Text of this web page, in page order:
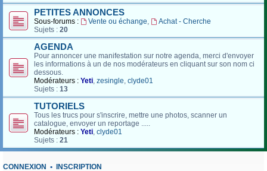
PETITES ANNONCES
Sous-forums : Vente ou échange,
Achat - Cherche
Sujets : 20
AGENDA
Pour annoncer une manifestation sur notre agenda, merci d'envoyer
les informations à un de nos modérateurs en cliquant sur son nom ci
dessous.
Modérateurs : Yeti, zesingle, clyde01
Sujets : 13
TUTORIELS
Tous les trucs pour s'inscrire, mettre une photos, scanner un
catalogue, envoyer un reportage .....
Modérateurs : Yeti, clyde01
Sujets : 21
CONNEXION • INSCRIPTION